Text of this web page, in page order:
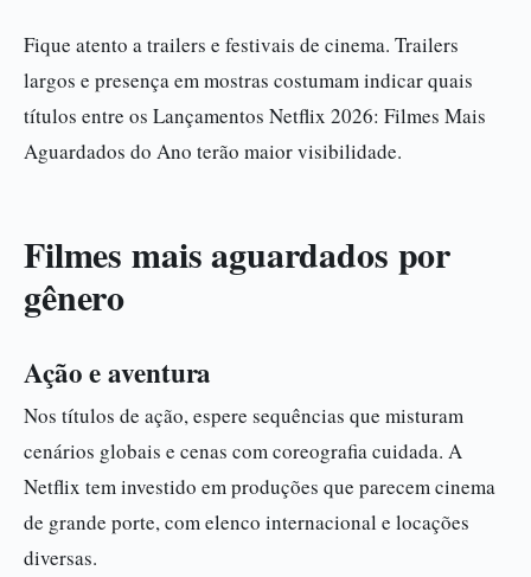
Fique atento a trailers e festivais de cinema. Trailers
largos e presença em mostras costumam indicar quais
títulos entre os Lançamentos Netflix 2026: Filmes Mais
Aguardados do Ano terão maior visibilidade.
Filmes mais aguardados por
gênero
Ação e aventura
Nos títulos de ação, espere sequências que misturam
cenários globais e cenas com coreografia cuidada. A
Netflix tem investido em produções que parecem cinema
de grande porte, com elenco internacional e locações
diversas.